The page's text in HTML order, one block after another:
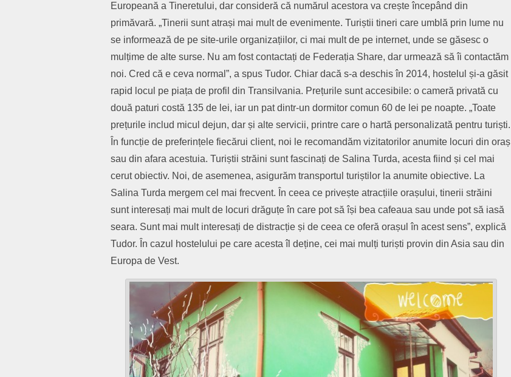
Europeană a Tineretului, dar consideră că numărul acestora va crește începând din
primăvară. „Tinerii sunt atrași mai mult de evenimente. Turiștii tineri care umblă prin lume nu
se informează de pe site-urile organizațiilor, ci mai mult de pe internet, unde se găsesc o
mulțime de alte surse. Nu am fost contactați de Federația Share, dar urmează să îi contactăm
noi. Cred că e ceva normal”, a spus Tudor. Chiar dacă s-a deschis în 2014, hostelul și-a găsit
rapid locul pe piața de profil din Transilvania. Prețurile sunt accesibile: o cameră privată cu
două paturi costă 135 de lei, iar un pat dintr-un dormitor comun 60 de lei pe noapte. „Toate
prețurile includ micul dejun, dar și alte servicii, printre care o hartă personalizată pentru turiști.
În funcție de preferințele fiecărui client, noi le recomandăm vizitatorilor anumite locuri din oraș
sau din afara acestuia. Turiștii străini sunt fascinați de Salina Turda, acesta fiind și cel mai
cerut obiectiv. Noi, de asemenea, asigurăm transportul turiștilor la anumite obiective. La
Salina Turda mergem cel mai frecvent. În ceea ce privește atracțiile orașului, tinerii străini
sunt interesați mai mult de locuri drăguțe în care pot să își bea cafeaua sau unde pot să iasă
seara. Sunt mai mult interesați de distracție și de ceea ce oferă orașul în acest sens”, explică
Tudor. În cazul hostelului pe care acesta îl deține, cei mai mulți turiști provin din Asia sau din
Europa de Vest.